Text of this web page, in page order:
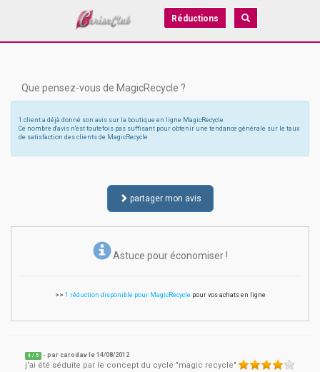
Réductions
Que pensez-vous de MagicRecycle ?
1 client a déjà donné son avis sur la boutique en ligne MagicRecycle
Ce nombre d'avis n'est toutefois pas suffisant pour obtenir une tendance générale sur le taux
de satisfaction des clients de MagicRecycle
partager mon avis
Astuce pour économiser !
>> 1 réduction disponible pour MagicRecycle pour vos achats en ligne
4 / 5 - parcarodav le14/08/2012
j'ai été séduite par le concept du cycle "magic recycle"